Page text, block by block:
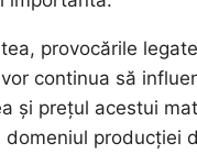
provocările
continua să
și prețul acestui
domeniul producției